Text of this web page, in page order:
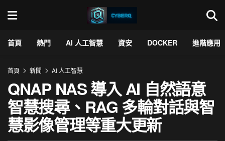
首頁 熱門 AI 人工智慧 資安 DOCKER 進階應用
首頁 新聞 AI 人工智慧
QNAP NAS 導入 AI 自然語意
智慧搜尋、RAG 多輪對話與智
慧影像管理等重大更新